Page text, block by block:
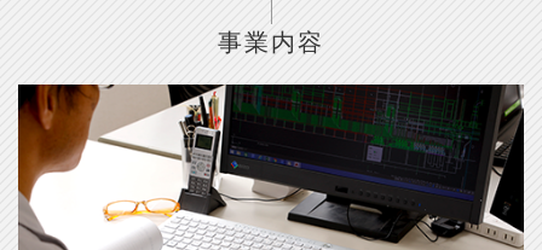
事業内容